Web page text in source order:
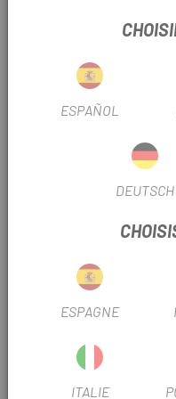
. Boîtier : 60 tpi
TRUSTED SHOPS
ESPAÑOL
DEUTSCH
ESPAGNE
ITALIE